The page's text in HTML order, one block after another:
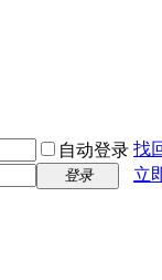
自动登录 找
登录
立